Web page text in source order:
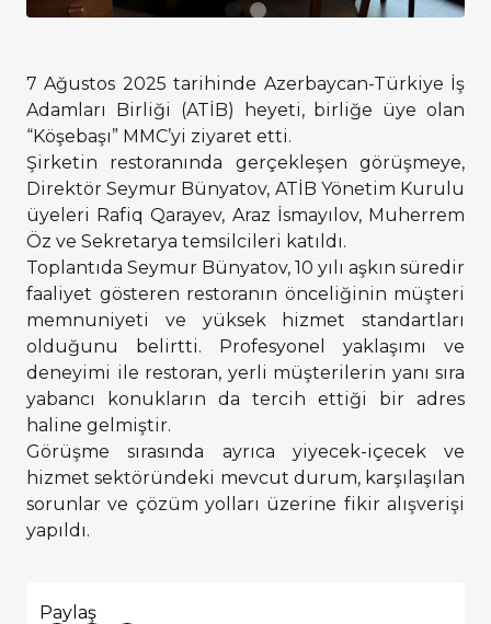
7 Ağustos 2025 tarihinde Azerbaycan-Türkiye İş
Adamları Birliği (ATİB) heyeti, birliğe üye olan
“Köşebaşı” MMC’yi ziyaret etti.
Şirketin restoranında gerçekleşen görüşmeye,
Direktör Seymur Bünyatov, ATİB Yönetim Kurulu
üyeleri Rafiq Qarayev, Araz İsmayılov, Muherrem
Öz ve Sekretarya temsilcileri katıldı.
Toplantıda Seymur Bünyatov, 10 yılı aşkın süredir
faaliyet gösteren restoranın önceliğinin müşteri
memnuniyeti ve yüksek hizmet standartları
olduğunu belirtti. Profesyonel yaklaşımı ve
deneyimi ile restoran, yerli müşterilerin yanı sıra
yabancı konukların da tercih ettiği bir adres
haline gelmiştir.
Görüşme sırasında ayrıca yiyecek-içecek ve
hizmet sektöründeki mevcut durum, karşılaşılan
sorunlar ve çözüm yolları üzerine fikir alışverişi
yapıldı.
Paylaş